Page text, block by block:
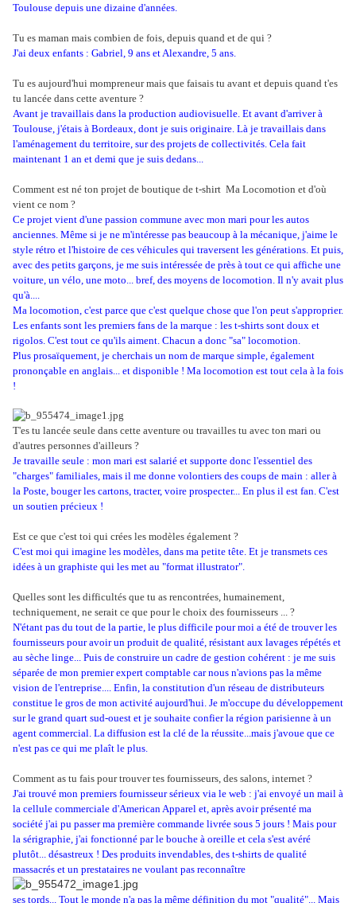
Toulouse depuis une dizaine d'années.
Tu es maman mais combien de fois, depuis quand et de qui ?
J'ai deux enfants : Gabriel, 9 ans et Alexandre, 5 ans.
Tu es aujourd'hui mompreneur mais que faisais tu avant et depuis quand t'es
tu lancée dans cette aventure ?
Avant je travaillais dans la production audiovisuelle. Et avant d'arriver à
Toulouse, j'étais à Bordeaux, dont je suis originaire. Là je travaillais dans
l'aménagement du territoire, sur des projets de collectivités. Cela fait
maintenant 1 an et demi que je suis dedans...
Comment est né ton projet de boutique de t-shirt Ma Locomotion et d'où
vient ce nom ?
Ce projet vient d'une passion commune avec mon mari pour les autos
anciennes. Même si je ne m'intéresse pas beaucoup à la mécanique, j'aime le
style rétro et l'histoire de ces véhicules qui traversent les générations. Et puis,
avec des petits garçons, je me suis intéressée de près à tout ce qui affiche une
voiture, un vélo, une moto... bref, des moyens de locomotion. Il n'y avait plus
qu'à....
Ma locomotion, c'est parce que c'est quelque chose que l'on peut s'approprier.
Les enfants sont les premiers fans de la marque : les t-shirts sont doux et
rigolos. C'est tout ce qu'ils aiment. Chacun a donc "sa" locomotion.
Plus prosaïquement, je cherchais un nom de marque simple, également
prononçable en anglais... et disponible ! Ma locomotion est tout cela à la fois
!
T'es tu lancée seule dans cette aventure ou travailles tu avec ton mari ou
d'autres personnes d'ailleurs ?
Je travaille seule : mon mari est salarié et supporte donc l'essentiel des
"charges" familiales, mais il me donne volontiers des coups de main : aller à
la Poste, bouger les cartons, tracter, voire prospecter... En plus il est fan. C'est
un soutien précieux !
Est ce que c'est toi qui crées les modèles également ?
C'est moi qui imagine les modèles, dans ma petite tête. Et je transmets ces
idées à un graphiste qui les met au "format illustrator".
Quelles sont les difficultés que tu as rencontrées, humainement,
techniquement, ne serait ce que pour le choix des fournisseurs ... ?
N'étant pas du tout de la partie, le plus difficile pour moi a été de trouver les
fournisseurs pour avoir un produit de qualité, résistant aux lavages répétés et
au sèche linge... Puis de construire un cadre de gestion cohérent : je me suis
séparée de mon premier expert comptable car nous n'avions pas la même
vision de l'entreprise.... Enfin, la constitution d'un réseau de distributeurs
constitue le gros de mon activité aujourd'hui. Je m'occupe du développement
sur le grand quart sud-ouest et je souhaite confier la région parisienne à un
agent commercial. La diffusion est la clé de la réussite...mais j'avoue que ce
n'est pas ce qui me plaît le plus.
Comment as tu fais pour trouver tes fournisseurs, des salons, internet ?
J'ai trouvé mon premiers fournisseur sérieux via le web : j'ai envoyé un mail à
la cellule commerciale d'American Apparel et, après avoir présenté ma
société j'ai pu passer ma première commande livrée sous 5 jours ! Mais pour
la sérigraphie, j'ai fonctionné par le bouche à oreille et cela s'est avéré
plutôt... désastreux ! Des produits invendables, des t-shirts de qualité
massacrés et un prestataires ne voulant pas reconnaître
ses tords... Tout le monde n'a pas la même définition du mot "qualité"... Mais